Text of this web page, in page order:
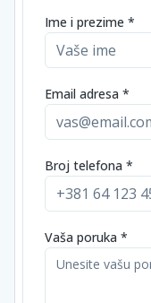
Ime i prezime *
Email adresa *
Broj telefona *
Vaša poruka *